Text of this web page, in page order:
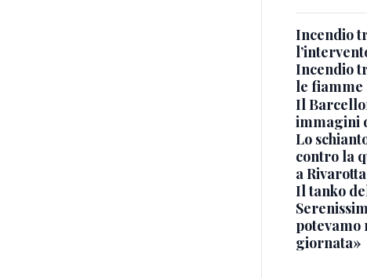
Incendio
Incendio
le fiamme
Il
immagini
Lo
contro la
a Rivarotta
Il tanko
potevamo
giornata»